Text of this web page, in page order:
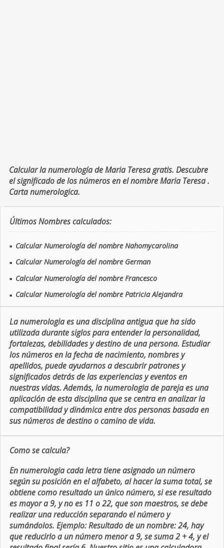
Calcular la numerología de Maria Teresa gratis. Descubre
el significado de los números en el nombre Maria Teresa .
Carta numerologica.
Últimos Nombres calculados:
■ Calcular Numerología del nombre Nahomycarolina
■ Calcular Numerología del nombre German
■ Calcular Numerología del nombre Francesco
■ Calcular Numerología del nombre Patricia Alejandra
La numerologia es una disciplina antigua que ha sido
utilizada durante siglos para entender la personalidad,
fortalezas, debilidades y destino de una persona. Estudiar
los números en la fecha de nacimiento, nombres y
apellidos, puede ayudarnos a descubrir patrones y
significados detrás de las experiencias y eventos en
nuestras vidas. Además, la numerologia de pareja es una
aplicación de esta disciplina que se centra en analizar la
compatibilidad y dinámica entre dos personas basada en
sus números de destino o camino de vida.
Como se calcula?
En numerologia cada letra tiene asignado un número
según su posición en el alfabeto, al hacer la suma total, se
obtiene como resultado un único número, si ese resultado
es mayor a 9, y no es 11 o 22, que son maestros, se debe
realizar una reducción separando el número y
sumándolos. Ejemplo: Resultado de un nombre: 24, hay
que reducirlo a un número menor a 9, se suma 2 + 4, y el